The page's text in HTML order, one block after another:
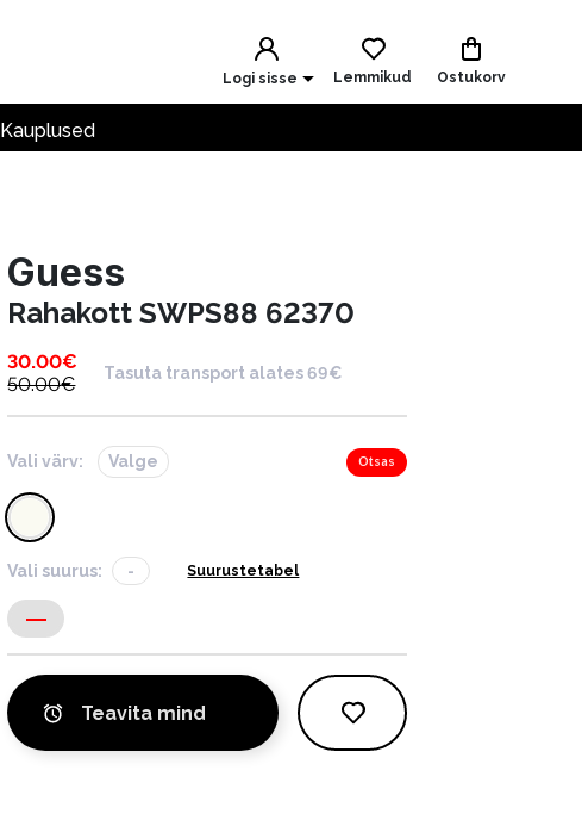
Logi sisse Lemmikud Ostukorv
Kauplused
Guess
Rahakott SWPS88 62370
30.00€
50.00€
Tasuta transport alates 69€
Vali värv: Valge Otsas
Vali suurus: - Suurustetabel
-
Teavita mind